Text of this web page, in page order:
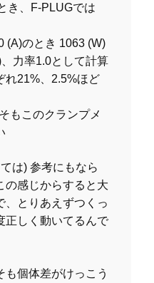
き、F-PLUGでは
(A)のとき 1063 (W)
力率1.0として計算
れ21%、2.5%ほど
もこのクランプメ
は) 参考にもなら
の感じからすると大
、とりあえずつくっ
正しく動いてるんで
も個体差がけっこう